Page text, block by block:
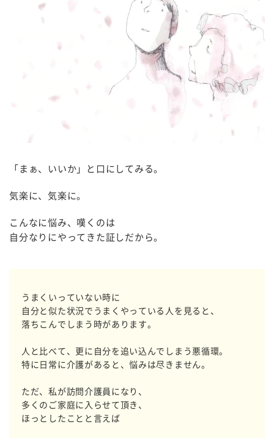
「まぁ、いいか」と口にしてみる。
気楽に、気楽に。
こんなに悩み、嘆くのは
自分なりにやってきた証しだから。
うまくいっていない時に
自分と似た状況でうまくやっている人を見ると、
落ちこんでしまう時があります。
人と比べて、更に自分を追い込んでしまう悪循環。
特に日常に介護があると、悩みは尽きません。
ただ、私が訪問介護員になり、
多くのご家庭に入らせて頂き、
ほっとしたことと言えば